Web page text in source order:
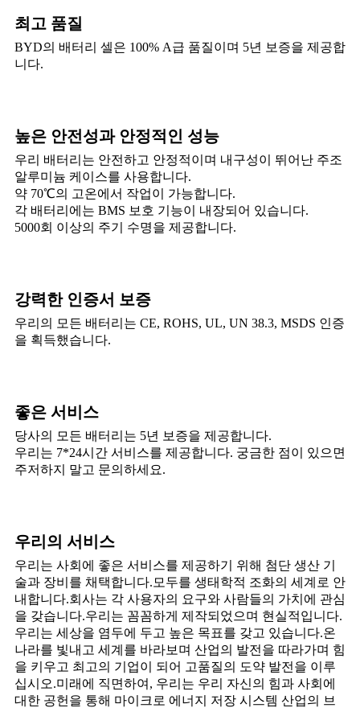
최고 품질
BYD의 배터리 셀은 100% A급 품질이며 5년 보증을 제공합
니다.
높은 안전성과 안정적인 성능
우리 배터리는 안전하고 안정적이며 내구성이 뛰어난 주조
알루미늄 케이스를 사용합니다.
약 70℃의 고온에서 작업이 가능합니다.
각 배터리에는 BMS 보호 기능이 내장되어 있습니다.
5000회 이상의 주기 수명을 제공합니다.
강력한 인증서 보증
우리의 모든 배터리는 CE, ROHS, UL, UN 38.3, MSDS 인증
을 획득했습니다.
좋은 서비스
당사의 모든 배터리는 5년 보증을 제공합니다.
우리는 7*24시간 서비스를 제공합니다. 궁금한 점이 있으면
주저하지 말고 문의하세요.
우리의 서비스
우리는 사회에 좋은 서비스를 제공하기 위해 첨단 생산 기
술과 장비를 채택합니다.모두를 생태학적 조화의 세계로 안
내합니다.회사는 각 사용자의 요구와 사람들의 가치에 관심
을 갖습니다.우리는 꼼꼼하게 제작되었으며 현실적입니다.
우리는 세상을 염두에 두고 높은 목표를 갖고 있습니다.온
나라를 빛내고 세계를 바라보며 산업의 발전을 따라가며 힘
을 키우고 최고의 기업이 되어 고품질의 도약 발전을 이루
십시오.미래에 직면하여, 우리는 우리 자신의 힘과 사회에
대한 공헌을 통해 마이크로 에너지 저장 시스템 산업의 브